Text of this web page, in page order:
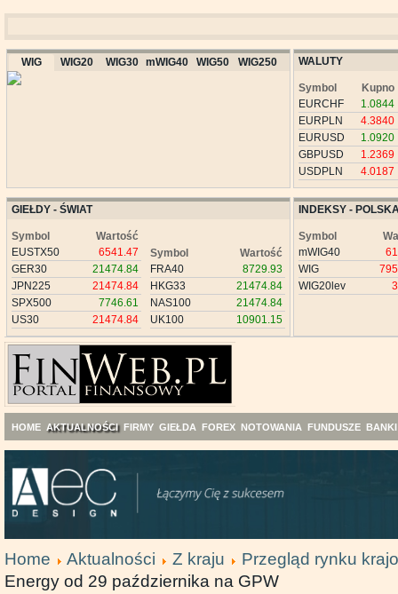
WIG WIG20 WIG30 mWIG40 WIG50 WIG250 WALUTY
Symbol
Kupno
EURCHF
1.0844
EURPLN
4.3840
EURUSD
1.0920
GBPUSD
1.2369
USDPLN
4.0187
GIEŁDY - ŚWIAT
Symbol
Wartość
EUSTX50
6541.47
GER30
21474.84
JPN225
21474.84
SPX500
7746.61
US30
21474.84
Symbol
Wartość
FRA40
8729.93
HKG33
21474.84
NAS100
21474.84
UK100
10901.15
INDEKSY -
Symbol
mWIG40
WIG
WIG20lev
HOME AKTUALNOŚCI FIRMY GIEŁDA FOREX NOTOWANIA FUNDUSZE BANKI
Home Aktualności Z kraju
Przegląd rynku
Energy od 29 października na GPW